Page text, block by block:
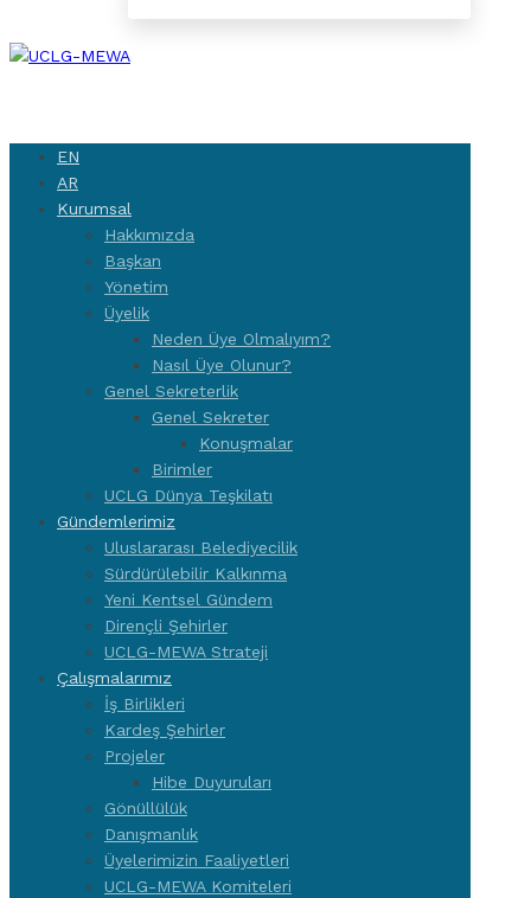
EN
AR
Kurumsal
Hakkımızda
Başkan
Yönetim
Üyelik
Neden Üye Olmalıyım?
Nasıl Üye Olunur?
Genel Sekreterlik
Genel Sekreter
Konuşmalar
Birimler
UCLG Dünya Teşkilatı
Gündemlerimiz
Uluslararası Belediyecilik
Sürdürülebilir Kalkınma
Yeni Kentsel Gündem
Dirençli Şehirler
UCLG-MEWA Strateji
Çalışmalarımız
İş Birlikleri
Kardeş Şehirler
Projeler
Hibe Duyuruları
Gönüllülük
Danışmanlık
Üyelerimizin Faaliyetleri
UCLG-MEWA Komiteleri